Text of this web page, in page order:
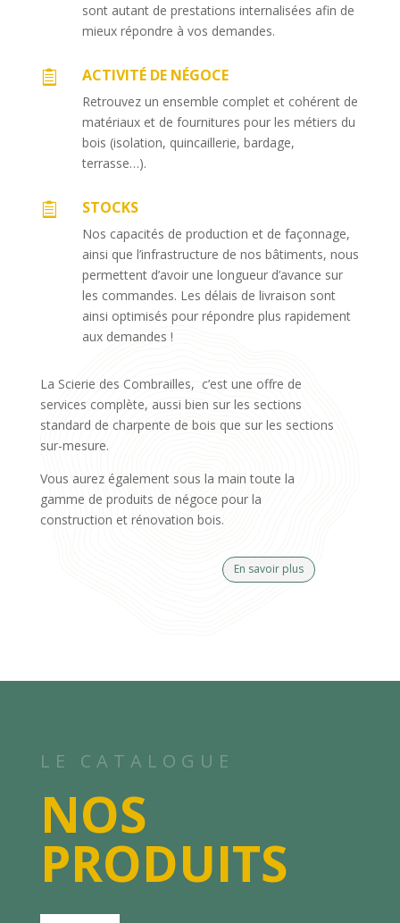
sont autant de prestations internalisées afin de
mieux répondre à vos demandes.
 ACTIVITÉ DE NÉGOCE
Retrouvez un ensemble complet et cohérent de
matériaux et de fournitures pour les métiers du
bois (isolation, quincaillerie, bardage,
terrasse…).
 STOCKS
Nos capacités de production et de façonnage,
ainsi que l’infrastructure de nos bâtiments, nous
permettent d’avoir une longueur d’avance sur
les commandes. Les délais de livraison sont
ainsi optimisés pour répondre plus rapidement
aux demandes !
La Scierie des Combrailles, c’est une offre de
services complète, aussi bien sur les sections
standard de charpente de bois que sur les sections
sur-mesure.
Vous aurez également sous la main toute la
gamme de produits de négoce pour la
construction et rénovation bois.
En savoir plus
LE CATALOGUE
NOS
PRODUITS